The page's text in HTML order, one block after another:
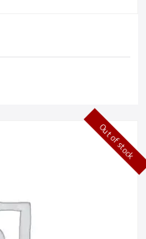
Out of stock